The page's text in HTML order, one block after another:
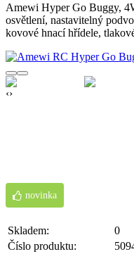
Amewi Hyper Go Buggy,
osvětlení, nastavitelný
kovové hnací hřídele,
‹›
novinka
Skladem:
0
Číslo produktu: